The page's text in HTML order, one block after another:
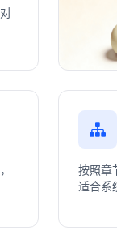
按照章
适合系